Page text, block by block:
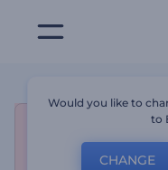
Would you like to
to
CHANGE